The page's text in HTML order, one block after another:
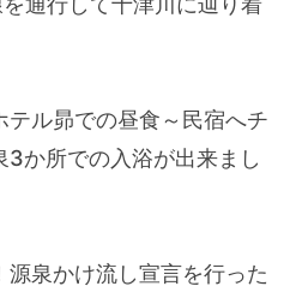
ル昴での昼食～民宿へチ
か所での入浴が出来まし
泉かけ流し宣言を行った